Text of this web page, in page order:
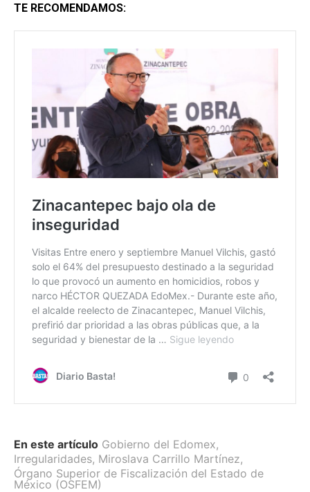
TE RECOMENDAMOS:
En este artículo Gobierno del Edomex,
Irregularidades, Miroslava Carrillo Martínez,
Órgano Superior de Fiscalización del Estado de
México (OSFEM)